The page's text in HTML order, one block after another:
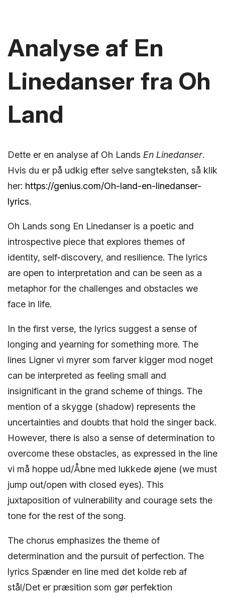
Analyse af En
Linedanser fra Oh
Land
Dette er en analyse af Oh Lands En Linedanser.
Hvis du er på udkig efter selve sangteksten, så klik
her: https://genius.com/Oh-land-en-linedanser-
lyrics.
Oh Lands song En Linedanser is a poetic and
introspective piece that explores themes of
identity, self-discovery, and resilience. The lyrics
are open to interpretation and can be seen as a
metaphor for the challenges and obstacles we
face in life.
In the first verse, the lyrics suggest a sense of
longing and yearning for something more. The
lines Ligner vi myrer som farver kigger mod noget
can be interpreted as feeling small and
insignificant in the grand scheme of things. The
mention of a skygge (shadow) represents the
uncertainties and doubts that hold the singer back.
However, there is also a sense of determination to
overcome these obstacles, as expressed in the line
vi må hoppe ud/Åbne med lukkede øjene (we must
jump out/open with closed eyes). This
juxtaposition of vulnerability and courage sets the
tone for the rest of the song.
The chorus emphasizes the theme of
determination and the pursuit of perfection. The
lyrics Spænder en line med det kolde reb af
stål/Det er præsition som gør perfektion